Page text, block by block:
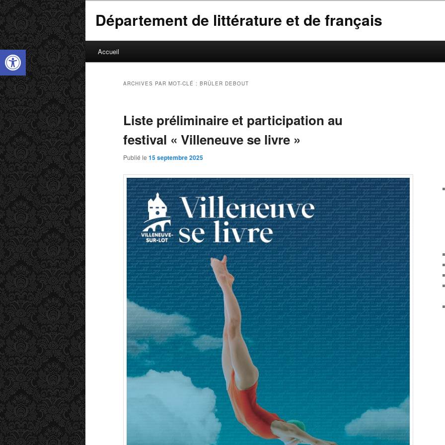
Ouvrir la barre d’outils
Département de littérature et de français
Aller
principal
Aller
secondaire
Accueil
ARCHIVES PAR MOT-CLÉ : BRÛLER DEBOUT
Liste préliminaire et participation au
festival « Villeneuve se livre »
Publié le 15 septembre 2025